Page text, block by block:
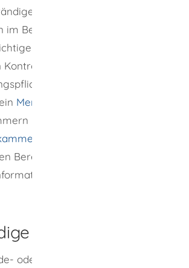
Stellen zur Erteilung von
im Bereich der
Gewerbe und die
Kontrollen im Bereich der
Gewerbe informiert
Merkblatt
in Baden-Württemberg. Die
Bereich des Handwerks
und Merkblätter an.
Stelle
oder Stadtverwaltung Ihrer